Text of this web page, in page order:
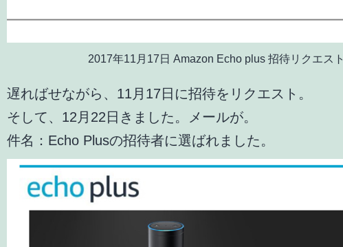
2017年11月17日 Amazon Echo plus 招待リクエスト
遅ればせながら、11月17日に招待をリクエスト。
そして、12月22日きました。メールが。
件名：Echo Plusの招待者に選ばれました。